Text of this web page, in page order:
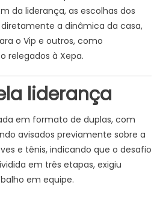
da liderança, as escolhas dos
a dinâmica da casa,
o Vip e outros, como
relegados à Xepa.
liderança
em formato de duplas, com
avisados previamente sobre a
e tênis, indicando que o desafio
em três etapas, exigiu
em equipe.